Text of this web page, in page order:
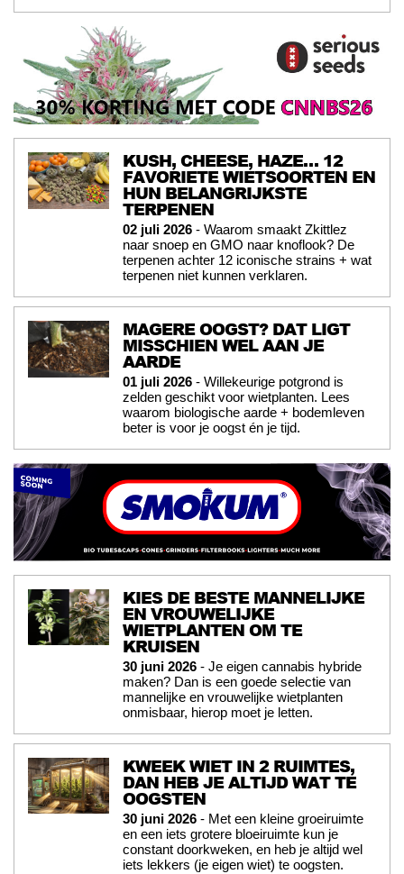
KUSH, CHEESE, HAZE… 12
FAVORIETE WIETSOORTEN EN
HUN BELANGRIJKSTE
TERPENEN
02 juli 2026 - Waarom smaakt Zkittlez
naar snoep en GMO naar knoflook? De
terpenen achter 12 iconische strains + wat
terpenen niet kunnen verklaren.
MAGERE OOGST? DAT LIGT
MISSCHIEN WEL AAN JE
AARDE
01 juli 2026 - Willekeurige potgrond is
zelden geschikt voor wietplanten. Lees
waarom biologische aarde + bodemleven
beter is voor je oogst én je tijd.
KIES DE BESTE MANNELIJKE
EN VROUWELIJKE
WIETPLANTEN OM TE
KRUISEN
30 juni 2026 - Je eigen cannabis hybride
maken? Dan is een goede selectie van
mannelijke en vrouwelijke wietplanten
onmisbaar, hierop moet je letten.
KWEEK WIET IN 2 RUIMTES,
DAN HEB JE ALTIJD WAT TE
OOGSTEN
30 juni 2026 - Met een kleine groeiruimte
en een iets grotere bloeiruimte kun je
constant doorkweken, en heb je altijd wel
iets lekkers (je eigen wiet) te oogsten.